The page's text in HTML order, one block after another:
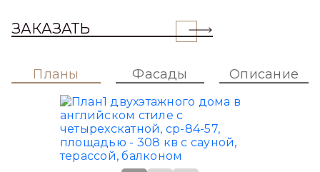
ЗАКАЗАТЬ
Планы Фасады Описание